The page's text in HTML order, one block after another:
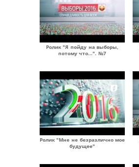
Ролик "Я пойду на выборы,
потому что...". №7
Ролик "Мне не безразлично мое
будущее"